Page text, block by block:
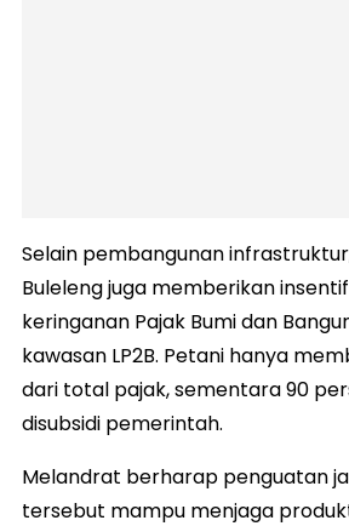
Selain pembangunan
Buleleng juga memberikan
keringanan Pajak Bumi dan
kawasan LP2B. Petani hanya
dari total pajak, sementara 90
disubsidi pemerintah.
Melandrat berharap penguatan
tersebut mampu menjaga